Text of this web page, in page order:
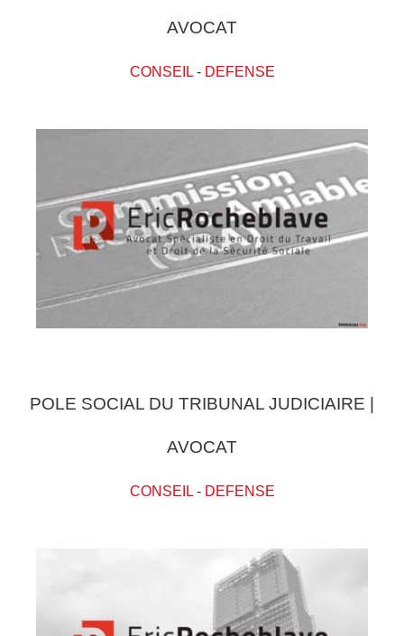
AVOCAT
CONSEIL- DEFENSE
POLE SOCIAL DU TRIBUNAL JUDICIAIRE |
AVOCAT
CONSEIL- DEFENSE